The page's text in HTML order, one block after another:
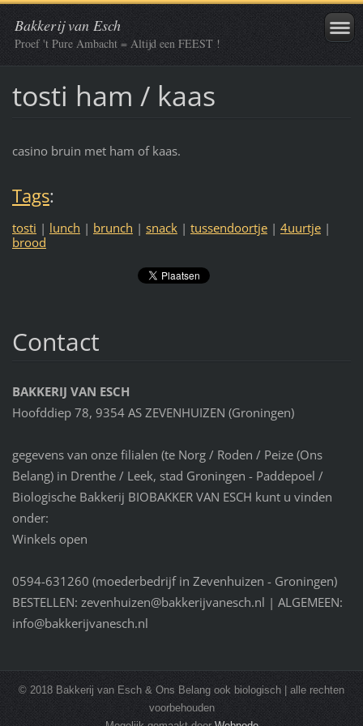
Bakkerij van Esch
Proef 't Pure Ambacht = Altijd een FEEST !
tosti ham / kaas
casino bruin met ham of kaas.
Tags:
tosti | lunch | brunch | snack | tussendoortje | 4uurtje |
brood
Contact
BAKKERIJ VAN ESCH
Hoofddiep 78, 9354 AS ZEVENHUIZEN (Groningen)
gegevens van onze filialen (te Norg / Roden / Peize (Ons
Belang) in Drenthe / Leek, stad Groningen - Paddepoel /
Biologische Bakkerij BIOBAKKER VAN ESCH kunt u vinden
onder:
Winkels open
0594-631260 (moederbedrijf in Zevenhuizen - Groningen)
BESTELLEN: zevenhuizen@bakkerijvanesch.nl | ALGEMEEN:
info@bakkerijvanesch.nl
© 2018 Bakkerij van Esch & Ons Belang ook biologisch | alle rechten
voorbehouden